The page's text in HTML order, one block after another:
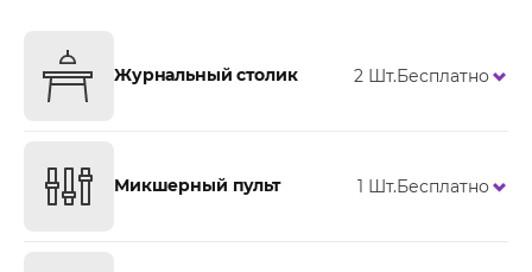
Журнальный столик 2 Шт.Бесплатно
Микшерный пульт 1 Шт.Бесплатно